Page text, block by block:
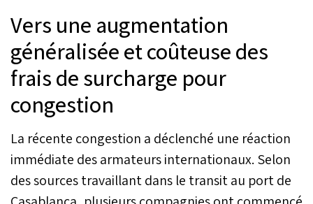
Vers une augmentation
généralisée et coûteuse des
frais de surcharge pour
congestion
La récente congestion a déclenché une réaction
immédiate des armateurs internationaux. Selon
des sources travaillant dans le transit au port de